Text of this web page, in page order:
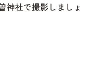
神社で撮影しましょ